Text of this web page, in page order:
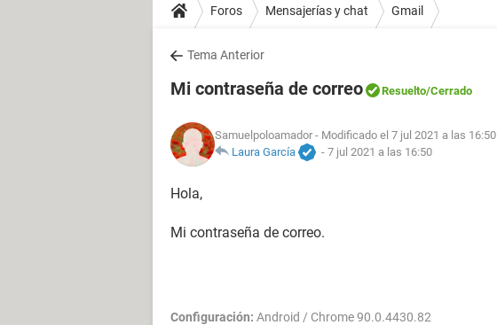
Foros Mensajerías y chat Gmail
Tema Anterior
Mi contraseña de correo Resuelto/Cerrado
Samuelpoloamador - Modificado el 7 jul 2021 a las 16:50
Laura García
- 7 jul 2021 a las 16:50
Hola,
Mi contraseña de correo.
Configuración: Android / Chrome 90.0.4430.82